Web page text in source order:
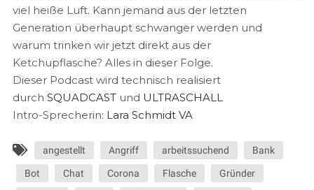
viel heiße Luft. Kann jemand aus der letzten
Generation überhaupt schwanger werden und
warum trinken wir jetzt direkt aus der
Ketchupflasche? Alles in dieser Folge.
Dieser Podcast wird technisch realisiert
durch SQUADCASTund ULTRASCHALL
Intro-Sprecherin: Lara Schmidt VA
angestellt Angriff arbeitssuchend Bank
Bot Chat Corona Flasche Gründer